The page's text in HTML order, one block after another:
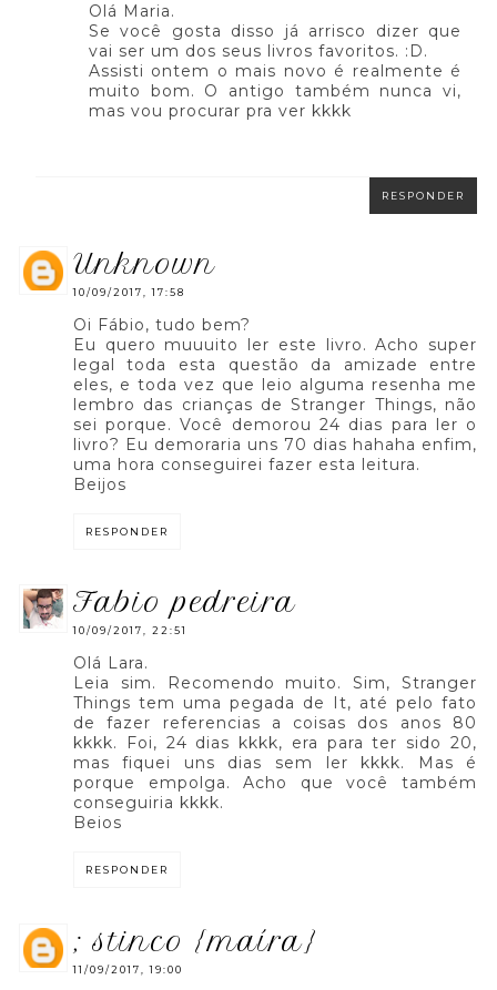
Olá Maria.
Se você gosta disso já arrisco dizer que
vai ser um dos seus livros favoritos. :D.
Assisti ontem o mais novo é realmente é
muito bom. O antigo também nunca vi,
mas vou procurar pra ver kkkk
RESPONDER
unknown
10/09/2017, 17:58
Oi Fábio, tudo bem?
Eu quero muuuito ler este livro. Acho super
legal toda esta questão da amizade entre
eles, e toda vez que leio alguma resenha me
lembro das crianças de Stranger Things, não
sei porque. Você demorou 24 dias para ler o
livro? Eu demoraria uns 70 dias hahaha enfim,
uma hora conseguirei fazer esta leitura.
Beijos
RESPONDER
fabio pedreira
10/09/2017, 22:51
Olá Lara.
Leia sim. Recomendo muito. Sim, Stranger
Things tem uma pegada de It, até pelo fato
de fazer referencias a coisas dos anos 80
kkkk. Foi, 24 dias kkkk, era para ter sido 20,
mas fiquei uns dias sem ler kkkk. Mas é
porque empolga. Acho que você também
conseguiria kkkk.
Beios
RESPONDER
; stinco {maíra}
11/09/2017, 19:00